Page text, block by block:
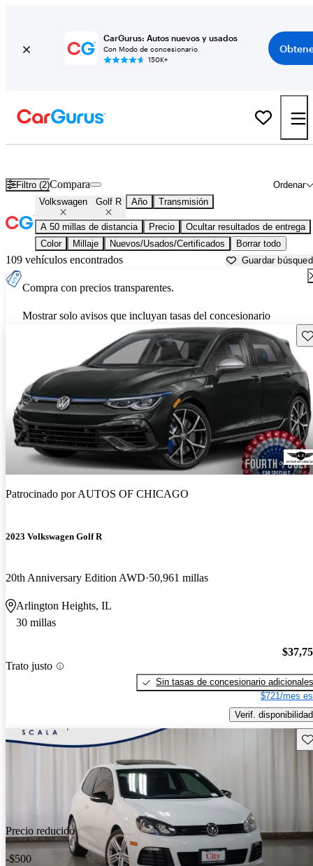
CarGurus: Autos nuevos y usados
Con Modo de concesionario
150K+
Filtro (2) Ordenar
Compara
Volkswagen Golf R Año Transmisión
A 50 millas de distancia Precio
Ocultar resultados de entrega
Color
Millaje Nuevos/Usados/Certificados Borrar todo
109 vehículos encontrados Guardar
Compra con precios transparentes.
Mostrar solo avisos que incluyan tasas del concesionario
Patrocinado porAUTOS OF CHICAGO
2023 Volkswagen Golf R
20th Anniversary Edition AWD 50,961 millas
Arlington Heights, IL
30 millas
Trato justo
Sin tasas de concesionario adicionales
$721/mes
Verif. disponibilidad
Precio reducido
-$500